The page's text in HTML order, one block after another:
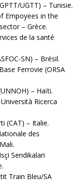
UGTT) – Tunisie.
Empoyees in the
– Grèce.
de la santé
SN) – Brésil.
Ferrovie (ORSA
– Haïti.
Ricerca
(CAT) – Italie.
des
Sendikalari
Train Bleu/SA